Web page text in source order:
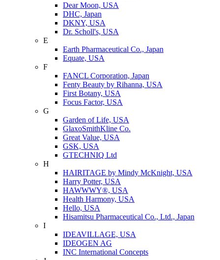
Dear Moon, USA
DHC, Japan
DKNY, USA
Dr. Scholl's, USA
E
Earth Pharmaceutical Co., Japan
Equate, USA
F
FANCL Corporation, Japan
Fenty Beauty by Rihanna, USA
First Botany, USA
Focus Factor, USA
G
Garden of Life, USA
GlaxoSmithKline Co.
Great Value, USA
GSK, USA
GTECHNIQ Ltd
H
HAIRITAGE by Mindy McKnight, USA
Harry Potter, USA
HAWWWY®, USA
Health Harmony, USA
Hello, USA
Hisamitsu Pharmaceutical Co., Ltd., Japan
I
IDEAVILLAGE, USA
IDEOGEN AG
INC International Concepts